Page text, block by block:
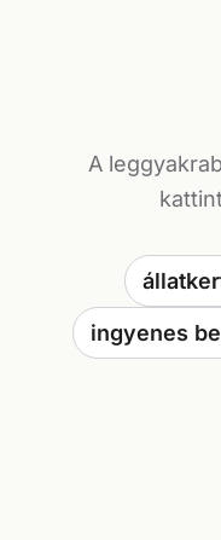
A
ingyenes